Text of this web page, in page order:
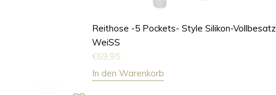
Reithose -5 Pockets- Style Silikon-Vollbesatz
WeiSS
€69,95
In den Warenkorb